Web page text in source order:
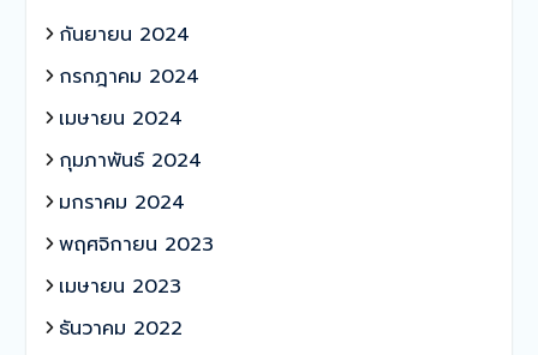
กันยายน 2024
กรกฎาคม 2024
เมษายน 2024
กุมภาพันธ์ 2024
มกราคม 2024
พฤศจิกายน 2023
เมษายน 2023
ธันวาคม 2022